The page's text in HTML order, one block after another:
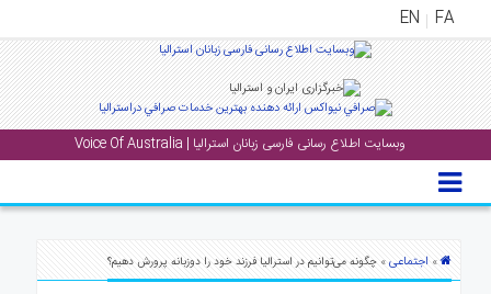
FA
EN
وبسایت اطلاع رسانی فارسی زبانان استرالیا | Voice Of Australia
منوی
اصلی
» اجتماعی» چگونه می‌توانیم در استرالیا فرزند خود را دوزبانه پرورش دهیم؟